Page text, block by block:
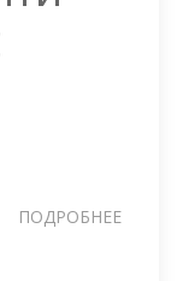
ПОДРОБНЕЕ